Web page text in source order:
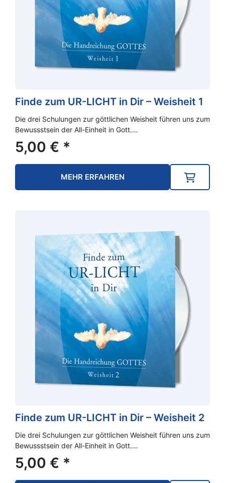
Finde zum UR-LICHT in Dir – Weisheit 1
Die drei Schulungen zur göttlichen Weisheit führen uns zum
Bewussstsein der All-Einheit in Gott.…
5,00 € *
MEHR ERFAHREN
Finde zum UR-LICHT in Dir – Weisheit 2
Die drei Schulungen zur göttlichen Weisheit führen uns zum
Bewussstsein der All-Einheit in Gott.…
5,00 € *